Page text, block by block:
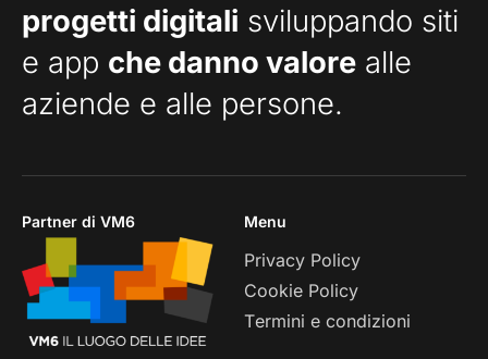
progetti digitali sviluppando siti
e app che danno valore alle
aziende e alle persone.
Partner di VM6 Menu
Privacy Policy
Cookie Policy
Termini e condizioni